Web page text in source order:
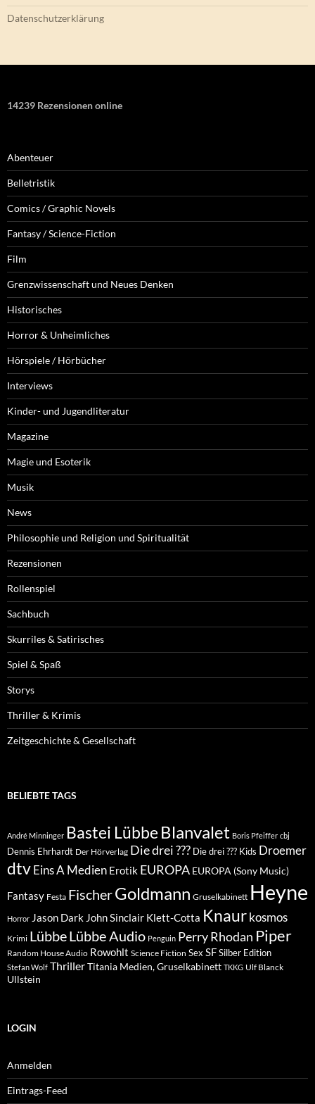
Datenschutzerklärung
14239 Rezensionen online
Abenteuer
Belletristik
Comics / Graphic Novels
Fantasy / Science-Fiction
Film
Grenzwissenschaft und Neues Denken
Historisches
Horror & Unheimliches
Hörspiele / Hörbücher
Interviews
Kinder- und Jugendliteratur
Magazine
Magie und Esoterik
Musik
News
Philosophie und Religion und Spiritualität
Rezensionen
Rollenspiel
Sachbuch
Skurriles & Satirisches
Spiel & Spaß
Storys
Thriller & Krimis
Zeitgeschichte & Gesellschaft
BELIEBTE TAGS
André Minninger Bastei Lübbe Blanvalet Boris Pfeiffer cbj
Dennis Ehrhardt Der Hörverlag Die drei ??? Die drei ??? Kids Droemer
dtvEins A Medien Erotik EUROPA EUROPA (Sony Music)
Fantasy Festa FischerGoldmann Gruselkabinett Heyne
Horror Jason Dark John Sinclair Klett-Cotta Knaur kosmos
Krimi LübbeLübbe Audio Penguin Perry Rhodan Piper
Random House Audio Rowohlt Science Fiction Sex SFSilber Edition
Stefan Wolf ThrillerTitania Medien, Gruselkabinett TKKG Ulf Blanck
Ullstein
LOGIN
Anmelden
Eintrags-Feed